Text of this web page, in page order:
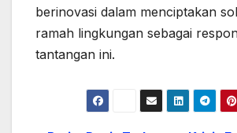
berinovasi dalam menciptakan
ramah lingkungan sebagai
tantangan ini.